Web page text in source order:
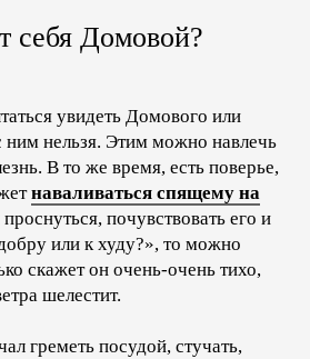
себя Домовой?
увидеть Домового или
ним нельзя. Этим можно навлечь
В то же время, есть поверье,
наваливаться спящему на
почувствовать его и
или к худу?», то можно
скажет он очень-очень тихо,
шелестит.
греметь посудой, стучать,